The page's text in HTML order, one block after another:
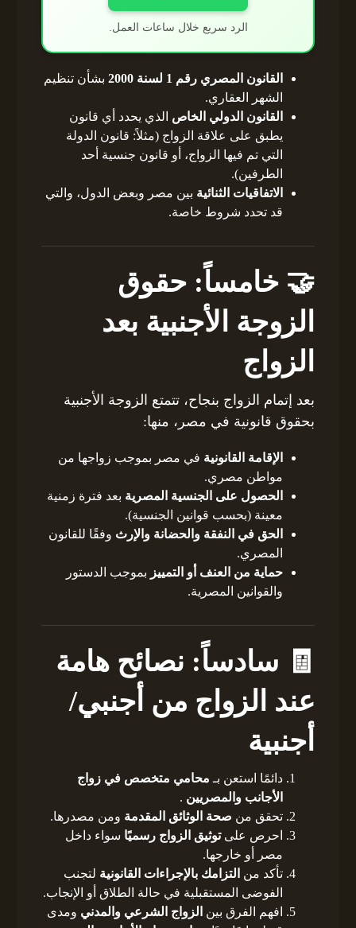
الرد سريع خلال ساعات العمل.
القانون المصري رقم 1 لسنة 2000
بشأن تنظيم
الشهر العقاري.
القانون الدولي الخاص الذي يحدد أي قانون
يطبق على علاقة الزواج (مثلاً: قانون الدولة
التي تم فيها الزواج، أو قانون جنسية أحد
الطرفين).
الاتفاقيات الثنائية بين مصر وبعض الدول، والتي
قد تحدد شروط خاصة.
🤝 خامساً: حقوق
الزوجة الأجنبية بعد
الزواج
بعد إتمام الزواج بنجاح، تتمتع الزوجة الأجنبية
بحقوق قانونية في مصر، منها:
الإقامة القانونية في مصر بموجب زواجها من
مواطن مصري.
الحصول على الجنسية المصرية بعد فترة زمنية
معينة (بحسب قوانين الجنسية).
الحق في النفقة والحضانة والإرث وفقًا للقانون
المصري.
حماية من العنف أو التمييز بموجب الدستور
والقوانين المصرية.
🧾 سادساً: نصائح هامة
عند الزواج من أجنبي/
أجنبية
دائمًا استعن بـ محامي متخصص في زواج
الأجانب والمصريين .
تحقق من صحة الوثائق المقدمة ومن مصدرها.
احرص علىتوثيق الزواج رسميًا سواء داخل
مصر أو خارجها.
تأكد من التزامك بالإجراءات القانونية لتجنب
الفوضى المستقبلية في حالة الطلاق أو الإنجاب.
افهم الفرق بين الزواج الشرعي والمدني ومدى